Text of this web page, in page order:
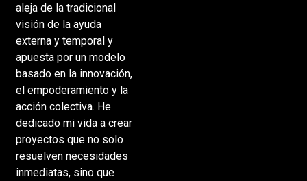
aleja de la tradicional
visión de la ayuda
externa y temporal y
apuesta por un modelo
basado en la innovación,
el empoderamiento y la
acción colectiva. He
dedicado mi vida a crear
proyectos que no solo
resuelven necesidades
inmediatas, sino que